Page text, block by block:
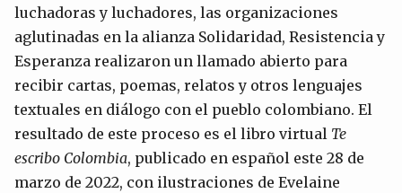
luchadoras y luchadores, las organizaciones
aglutinadas en la alianza Solidaridad, Resistencia y
Esperanza realizaron un llamado abierto para
recibir cartas, poemas, relatos y otros lenguajes
textuales en diálogo con el pueblo colombiano. El
resultado de este proceso es el libro virtual Te
escribo Colombia, publicado en español este 28 de
marzo de 2022, con ilustraciones de Evelaine